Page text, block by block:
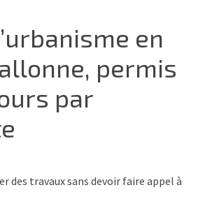
en
permis
par
des travaux sans devoir faire appel à